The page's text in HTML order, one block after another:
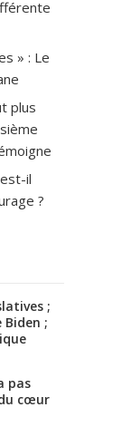
» : Le
plus
il
?
;
Biden ;
pas
cœur